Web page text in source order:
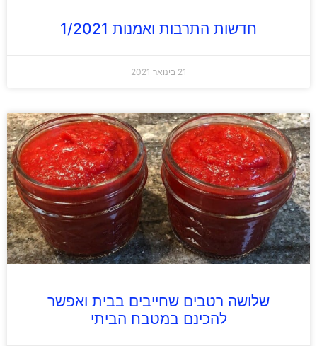
חדשות התרבות ואמנות 1/2021
21 בינואר 2021
שלושה רטבים שחייבים בבית ואפשר
להכינם במטבח הביתי